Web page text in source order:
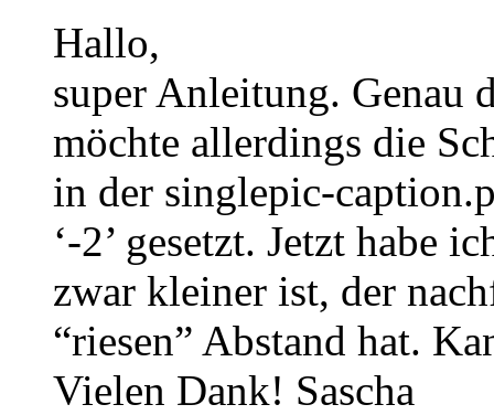
Hallo,
super Anleitung. Genau
möchte allerdings die
in der singlepic-
‘-2’ gesetzt. Jetzt habe
zwar kleiner ist, der
“riesen” Abstand hat.
Vielen Dank! Sascha